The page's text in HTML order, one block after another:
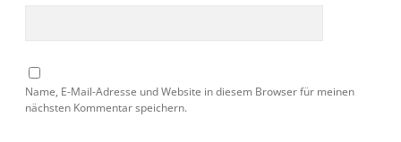
Name, E-Mail-Adresse und Website in diesem Browser für meinen
nächsten Kommentar speichern.